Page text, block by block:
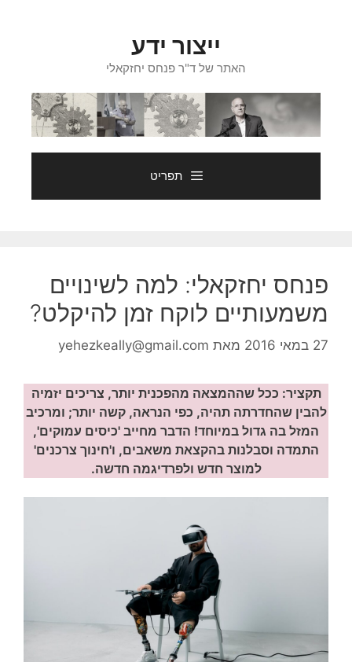
ייצור ידע
האתר של ד"ר פנחס יחזקאלי
תפריט
פנחס יחזקאלי: למה לשינויים
משמעותיים לוקח זמן להיקלט?
27 במאי 2016 מאת yehezkeally@gmail.com
תקציר: ככל שההמצאה מהפכנית יותר, צריכים יזמיה
להבין שהחדרתה תהיה, כפי הנראה, קשה יותר; ומרכיב
המזל בה גדול במיוחד! הדבר מחייב 'כיסים עמוקים',
התמדה וסבלנות בהקצאת משאבים, ו'חינוך צרכנים'
למוצר חדש ולפרדיגמה חדשה.